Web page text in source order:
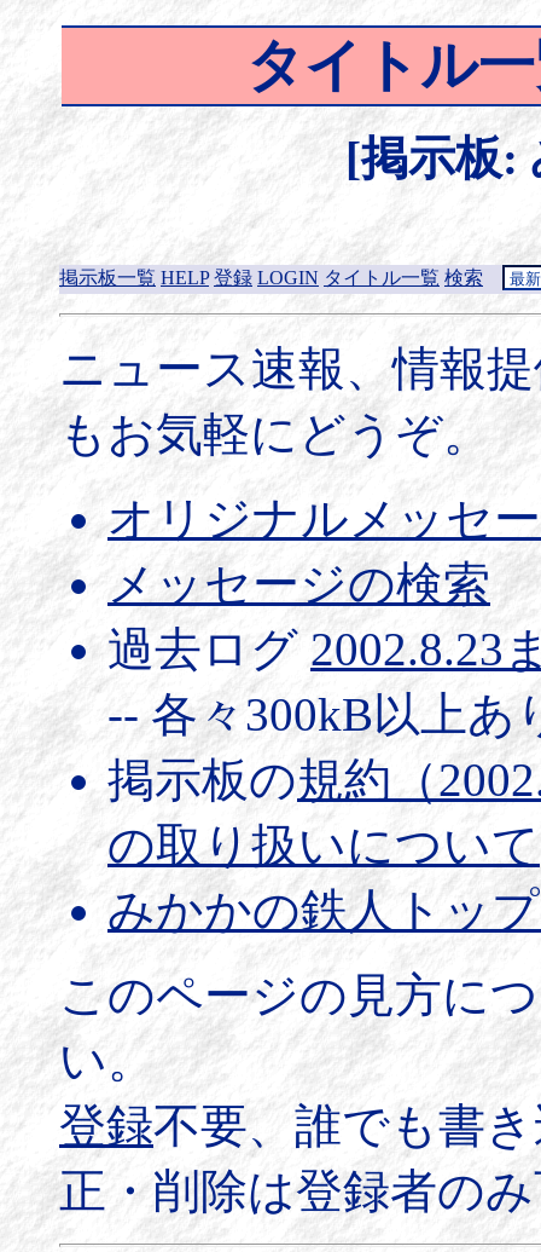
タイトル
[掲示板:
掲示板一覧 HELP 登録 LOGIN タイトル一覧 検索
ニュース速報、情報
もお気軽にどうぞ。
オリジナルメッセ
メッセージの検索
過去ログ 2002.8.23
-- 各々300kB以上あ
掲示板の規約（
の取り扱いについて
みかかの鉄人トッ
このページの見方に
い。
登録不要、誰でも書
正・削除は登録者の